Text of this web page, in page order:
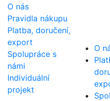
O nás
Pravidla nákupu
Platba, doručení,
export
Spolupráce s
námi
Individuální
projekt
O